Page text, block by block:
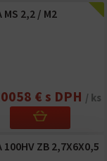
MS 2,2 / M2
€ s DPH / ks
100HV ZB 2,7X6X0,5